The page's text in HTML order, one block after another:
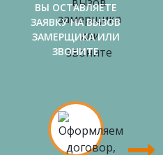
ВЫ ОСТАВЛЯЕТЕ
ЗАЯВКУ НА ВЫЗОВ
ЗАМЕРЩИКА ИЛИ
ЗВОНИТЕ